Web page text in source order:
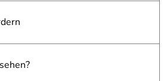
beachten Sie die
Textbeschreibung.
Edelstahl
Edelstahl, schwarz